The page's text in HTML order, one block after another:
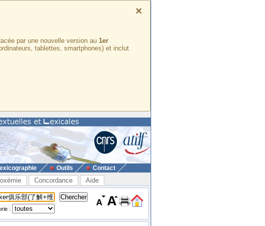
×
par une nouvelle version au 1er
tablettes, smartphones) et inclut
Outils Contact
Concordance Aide
: